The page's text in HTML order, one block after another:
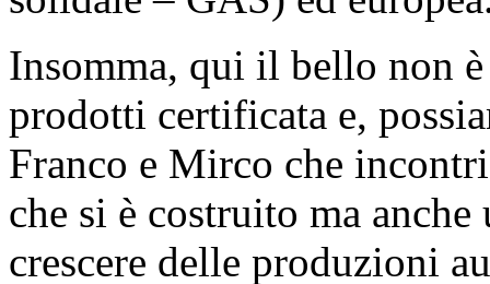
Insomma, qui il bello non
prodotti certificata e,
Franco e Mirco che
che si è costruito ma
crescere delle produzioni